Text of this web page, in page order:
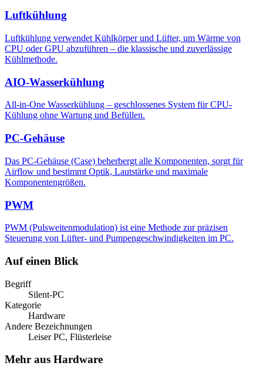
Luftkühlung
Luftkühlung verwendet Kühlkörper und Lüfter, um Wärme von
CPU oder GPU abzuführen – die klassische und zuverlässige
Kühlmethode.
AIO-Wasserkühlung
All-in-One Wasserkühlung – geschlossenes System für CPU-
Kühlung ohne Wartung und Befüllen.
PC-Gehäuse
Das PC-Gehäuse (Case) beherbergt alle Komponenten, sorgt für
Airflow und bestimmt Optik, Lautstärke und maximale
Komponentengrößen.
PWM
PWM (Pulsweitenmodulation) ist eine Methode zur präzisen
Steuerung von Lüfter- und Pumpengeschwindigkeiten im PC.
Auf einen Blick
Begriff
Silent-PC
Kategorie
Hardware
Andere Bezeichnungen
Leiser PC, Flüsterleise
Mehr aus Hardware